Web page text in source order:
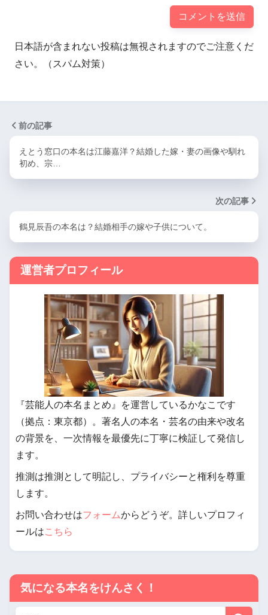
日本語が含まれない投稿は無視されますのでご注意くだ
さい。（スパム対策）
前の記事
えとう窓口の本名は江藤嘉洋？結婚した嫁・妻の画像や馴れ
初め、宗…
次の記事
鶴見辰吾の本名は？結婚相手の嫁や子供について。
運営者プロフィール
『芸能人の本名まとめ』を運営しているかなこです
（拠点：東京都）。著名人の本名・芸名の由来や改名
の背景を、一次情報を最優先に丁寧に検証して発信し
ます。
推測は推測として明記し、プライバシーと権利を尊重
します。
お問い合わせはフォームからどうぞ。詳しいプロフィ
ールはこちら
気になる本名をけんさく！